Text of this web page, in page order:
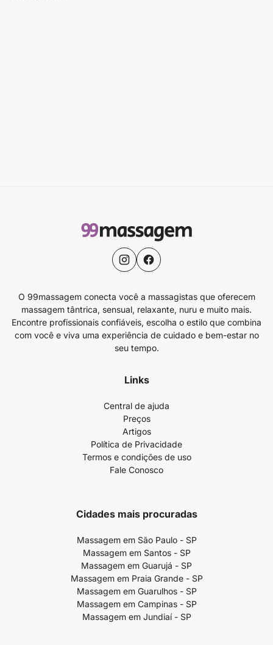
O 99massagem conecta você a massagistas que oferecem
massagem tântrica, sensual, relaxante, nuru e muito mais.
Encontre profissionais confiáveis, escolha o estilo que combina
com você e viva uma experiência de cuidado e bem-estar no
seu tempo.
Links
Central de ajuda
Preços
Artigos
Política de Privacidade
Termos e condições de uso
Fale Conosco
Cidades mais procuradas
Massagem em São Paulo - SP
Massagem em Santos - SP
Massagem em Guarujá - SP
Massagem em Praia Grande - SP
Massagem em Guarulhos - SP
Massagem em Campinas - SP
Massagem em Jundiaí - SP